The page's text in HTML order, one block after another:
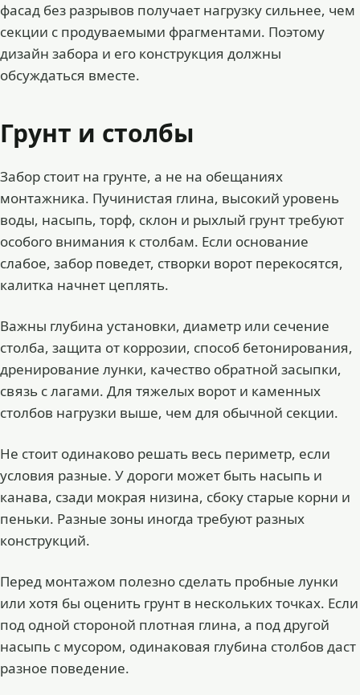
фасад без разрывов получает нагрузку сильнее, чем
секции с продуваемыми фрагментами. Поэтому
дизайн забора и его конструкция должны
обсуждаться вместе.
Грунт и столбы
Забор стоит на грунте, а не на обещаниях
монтажника. Пучинистая глина, высокий уровень
воды, насыпь, торф, склон и рыхлый грунт требуют
особого внимания к столбам. Если основание
слабое, забор поведет, створки ворот перекосятся,
калитка начнет цеплять.
Важны глубина установки, диаметр или сечение
столба, защита от коррозии, способ бетонирования,
дренирование лунки, качество обратной засыпки,
связь с лагами. Для тяжелых ворот и каменных
столбов нагрузки выше, чем для обычной секции.
Не стоит одинаково решать весь периметр, если
условия разные. У дороги может быть насыпь и
канава, сзади мокрая низина, сбоку старые корни и
пеньки. Разные зоны иногда требуют разных
конструкций.
Перед монтажом полезно сделать пробные лунки
или хотя бы оценить грунт в нескольких точках. Если
под одной стороной плотная глина, а под другой
насыпь с мусором, одинаковая глубина столбов даст
разное поведение.